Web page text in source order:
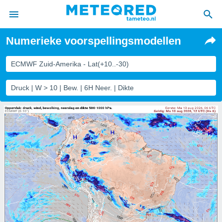
door
om te
verstrekte
hoge
hebt de
voor
op basis
Numerieke voorspellingsmodellen
ECMWF Zuid-Amerika - Lat(+10..-30)
Druck | W > 10 | Bew. | 6H Neer. | Dikte